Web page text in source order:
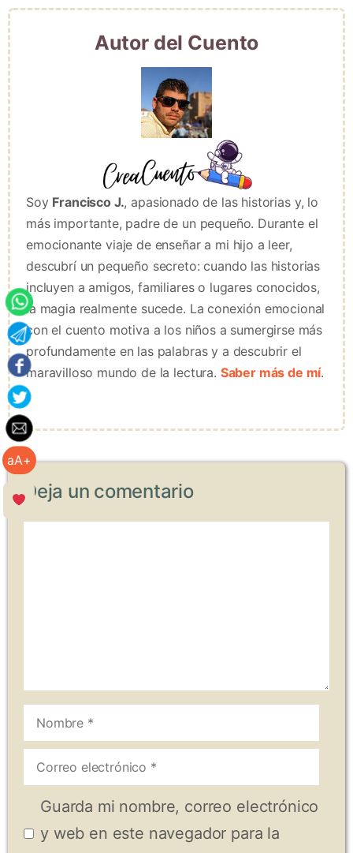
aA+
Autor del Cuento
Soy Francisco J., apasionado de las historias y, lo
más importante, padre de un pequeño. Durante el
emocionante viaje de enseñar a mi hijo a leer,
descubrí un pequeño secreto: cuando las historias
incluyen a amigos, familiares o lugares conocidos,
la magia realmente sucede. La conexión emocional
con el cuento motiva a los niños a sumergirse más
profundamente en las palabras y a descubrir el
maravilloso mundo de la lectura. Saber más de mí.
Deja un comentario
Nombre
Correo
electrónico
Guarda mi nombre, correo electrónico
y web en este navegador para la